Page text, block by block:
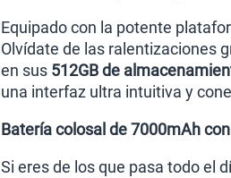
Equipado con la potente
Olvídate de las ralentizaciones
en sus 512GB de
una interfaz ultra intuitiva y
Batería colosal de 7000mAh
Si eres de los que pasa todo el